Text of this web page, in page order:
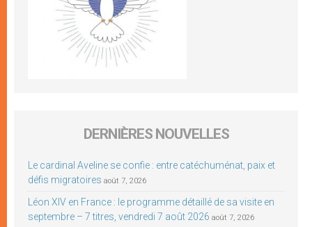
DERNIÈRES NOUVELLES
Le cardinal Aveline se confie : entre catéchuménat, paix et
défis migratoires août 7, 2026
Léon XIV en France : le programme détaillé de sa visite en
septembre – 7 titres, vendredi 7 août 2026 août 7, 2026